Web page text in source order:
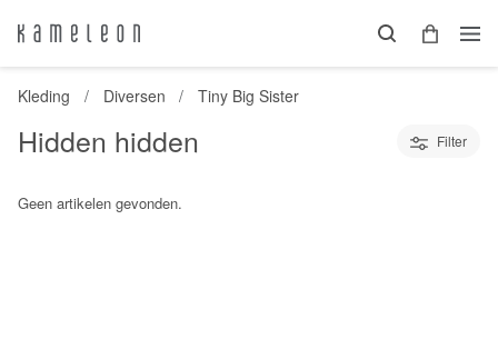
Kleding Diversen Tiny Big Sister
Hidden hidden Filter
Geen artikelen gevonden.